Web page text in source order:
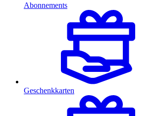
Abonnements
Geschenkkarten